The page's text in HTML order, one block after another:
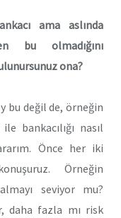
ama aslında
bu olmadığını
ona?
bu değil de, örneğin
bankacılığı nasıl
Önce her iki
Örneğin
seviyor mu?
daha fazla mı risk